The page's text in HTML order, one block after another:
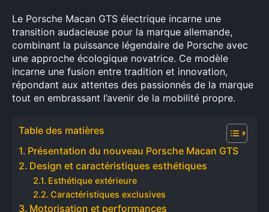
Le Porsche Macan GTS électrique incarne une
transition audacieuse pour la marque allemande,
combinant la puissance légendaire de Porsche avec
une approche écologique novatrice. Ce modèle
incarne une fusion entre tradition et innovation,
répondant aux attentes des passionnés de la marque
tout en embrassant l’avenir de la mobilité propre.
Table des matières
Présentation du nouveau Porsche Macan GTS
Design et caractéristiques esthétiques
Esthétique extérieure
Caractéristiques exclusives
Motorisation et performances